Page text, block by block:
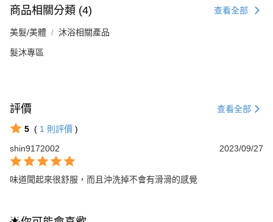
商品相關分類 (4) 查看全部
美髮/美體 沐浴相關產品
髮沐專區
評價 查看全部
5 ( 1 則評價 )
shin9172002
2023/09/27
味道聞起來很舒服，而且沖洗掉不會有滑滑的感覺